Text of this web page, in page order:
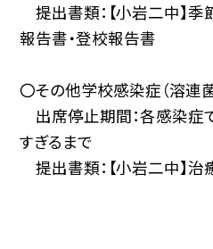
提出書類：【小岩二中】
報告書・登校報告書
〇その他学校感染症（溶連
出席停止期間：各感染症
すぎるまで
提出書類：【小岩二中】治